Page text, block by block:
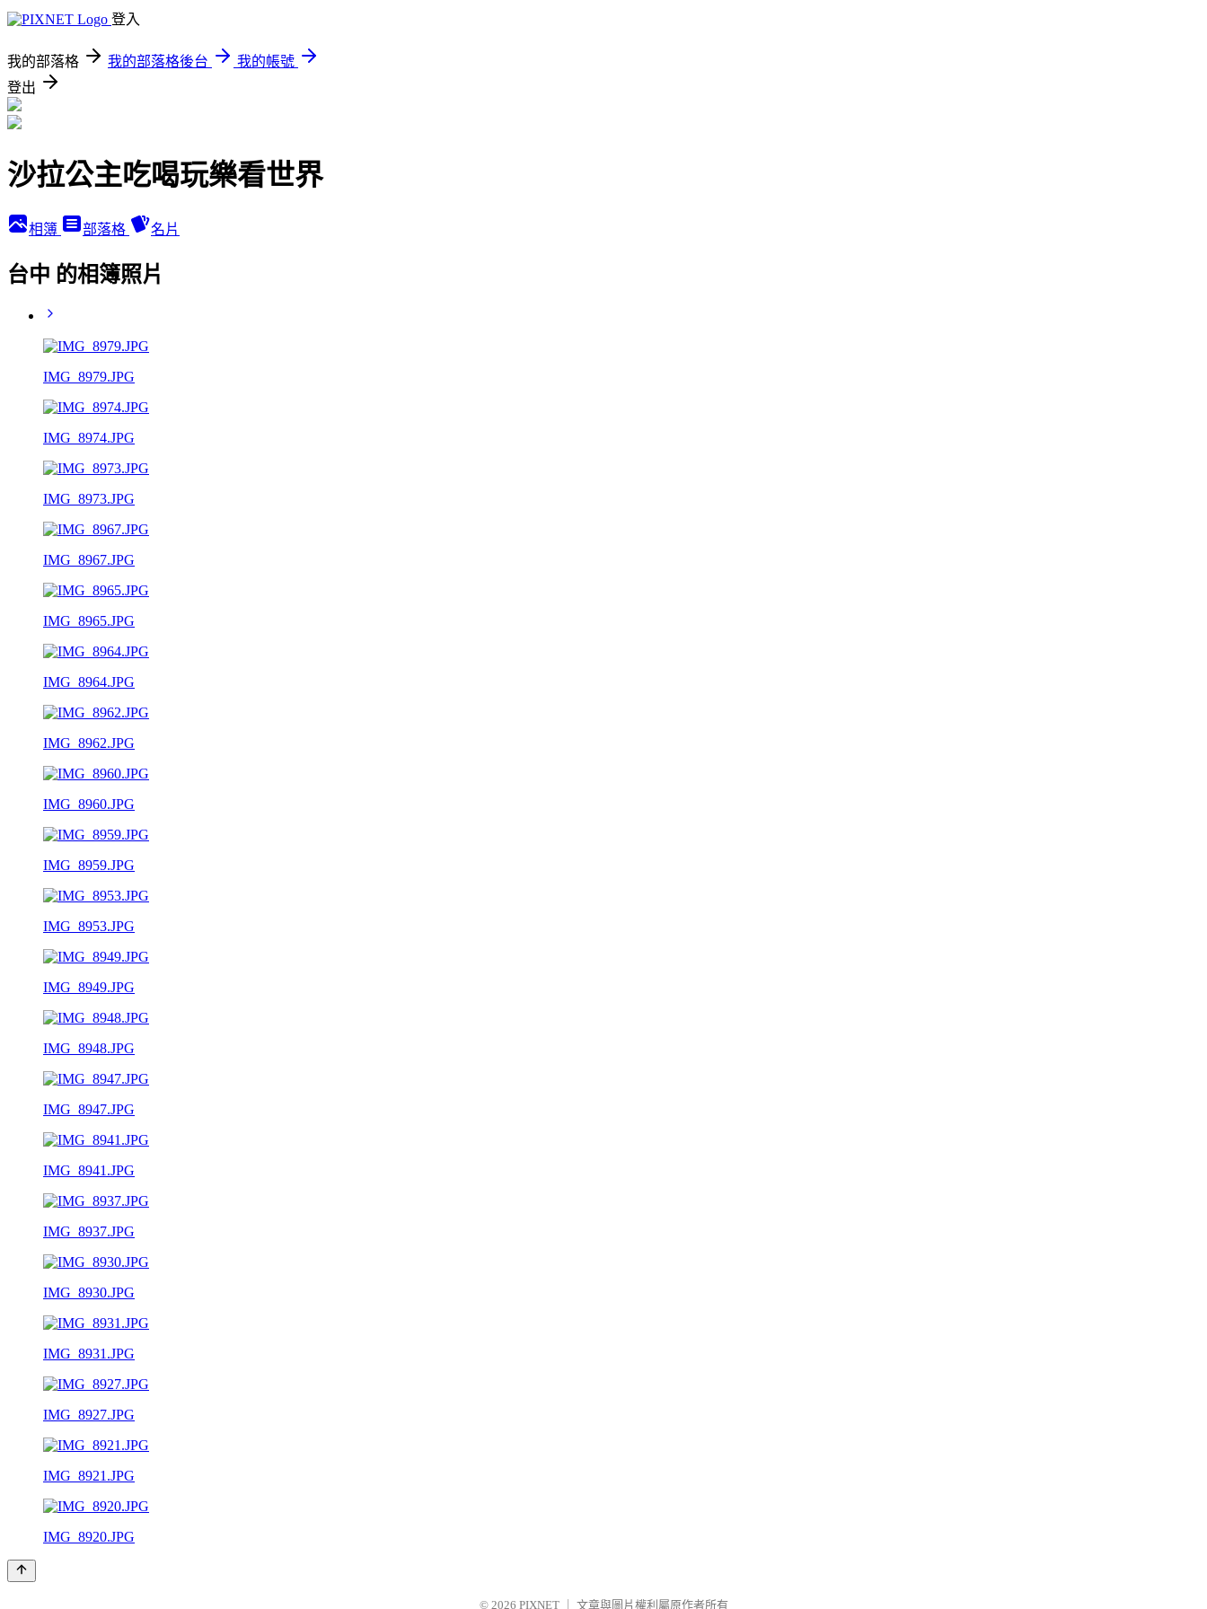
登入
我的部落格 我的部落格後台
我的帳號
登出
沙拉公主吃喝玩樂看世界
相簿 部落格 名片
台中 的相簿照片
IMG_8979.JPG
IMG_8974.JPG
IMG_8973.JPG
IMG_8967.JPG
IMG_8965.JPG
IMG_8964.JPG
IMG_8962.JPG
IMG_8960.JPG
IMG_8959.JPG
IMG_8953.JPG
IMG_8949.JPG
IMG_8948.JPG
IMG_8947.JPG
IMG_8941.JPG
IMG_8937.JPG
IMG_8930.JPG
IMG_8931.JPG
IMG_8927.JPG
IMG_8921.JPG
IMG_8920.JPG
© 2026 PIXNET 文章與圖片權利屬原作者所有